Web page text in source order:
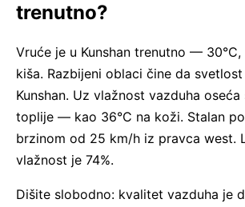
trenutno?
Vruće je u Kunshan trenutno — 30°C,
kiša. Razbijeni oblaci čine da
Kunshan. Uz vlažnost vazduha oseća
toplije — kao 36°C na koži. Stalan
brzinom od 25 km/h iz pravca west.
vlažnost je 74%.
Dišite slobodno: kvalitet vazduha je